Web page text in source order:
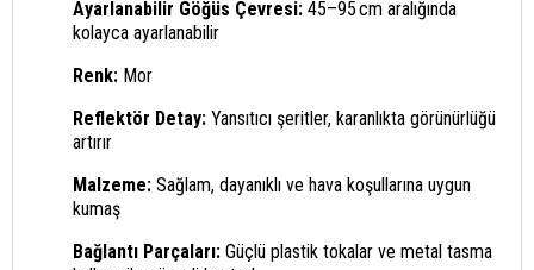
Ayarlanabilir Göğüs Çevresi: 45–95 cm aralığında
kolayca ayarlanabilir
Renk: Mor
Reflektör Detay: Yansıtıcı şeritler, karanlıkta görünürlüğü
artırır
Malzeme: Sağlam, dayanıklı ve hava koşullarına uygun
kumaş
Bağlantı Parçaları: Güçlü plastik tokalar ve metal tasma